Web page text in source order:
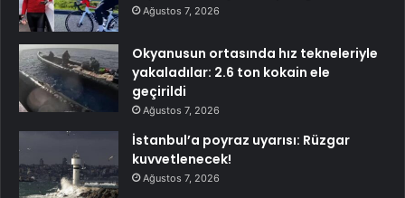
Ağustos 7, 2026
Okyanusun ortasında hız tekneleriyle
yakaladılar: 2.6 ton kokain ele
geçirildi
Ağustos 7, 2026
İstanbul’a poyraz uyarısı: Rüzgar
kuvvetlenecek!
Ağustos 7, 2026